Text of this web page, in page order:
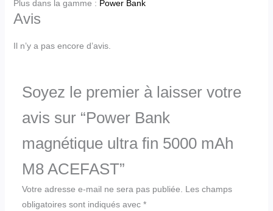
Plus dans la gamme : Power Bank
Avis
Il n’y a pas encore d’avis.
Soyez le premier à laisser votre
avis sur “Power Bank
magnétique ultra fin 5000 mAh
M8 ACEFAST”
Votre adresse e-mail ne sera pas publiée. Les champs
obligatoires sont indiqués avec *